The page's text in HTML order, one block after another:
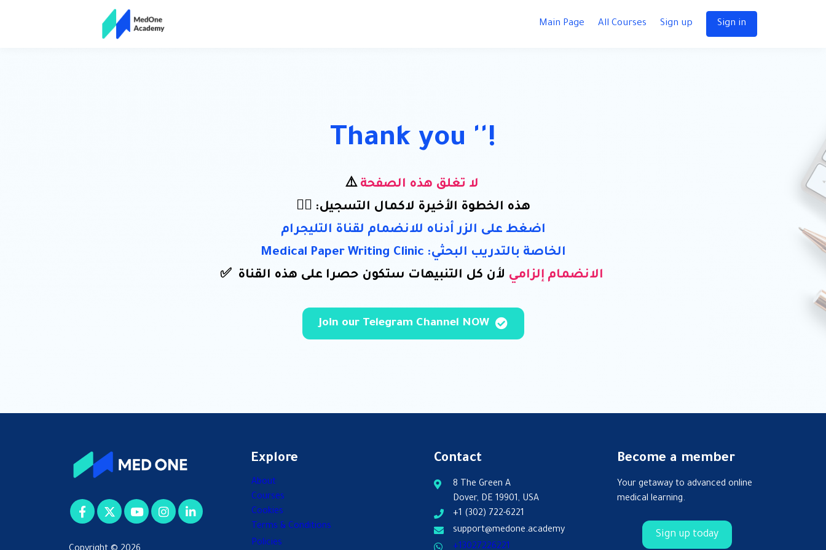
Main Page All Courses Sign up Sign in
Thank you ''!
لا تغلق هذه الصفحة ⚠️
هذه الخطوة الأخيرة لاكمال التسجيل: 👇🏻
اضغط على الزر أدناه للانضمام لقناة التليجرام
الخاصة بالتدريب البحثي: Medical Paper Writing Clinic
الانضمام إلزامي لأن كل التنبيهات ستكون حصرا على هذه القناة ✅
Join our Telegram Channel NOW
Explore
About
Courses
Cookies
Terms & Conditions
Policies
Contact
8 The Green A
Dover, DE 19901, USA
+1 (302) 722-6221
support@medone.academy
+13027226221
Become a member
Your getaway to advanced online
medical learning.
Sign up today